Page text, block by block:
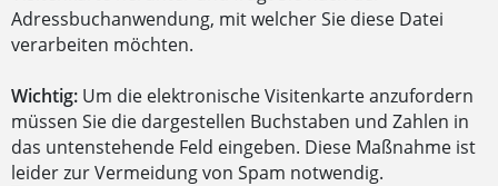
Adressbuchanwendung, mit welcher Sie diese Datei
verarbeiten möchten.
Wichtig: Um die elektronische Visitenkarte anzufordern
müssen Sie die dargestellen Buchstaben und Zahlen in
das untenstehende Feld eingeben. Diese Maßnahme ist
leider zur Vermeidung von Spam notwendig.